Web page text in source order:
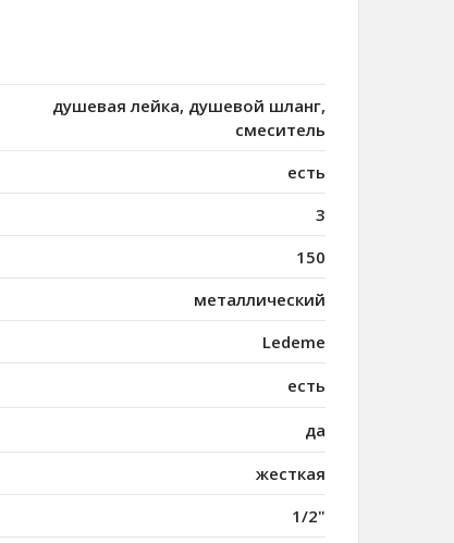
душевая лейка, душевой шланг,
смеситель
есть
3
150
металлический
Ledeme
есть
да
жесткая
1/2"